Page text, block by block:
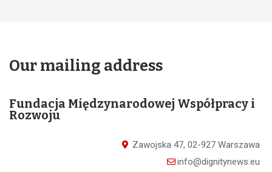
Our mailing address
Fundacja Międzynarodowej Współpracy i
Rozwoju
Zawojska 47, 02-927 Warszawa
info@dignitynews.eu